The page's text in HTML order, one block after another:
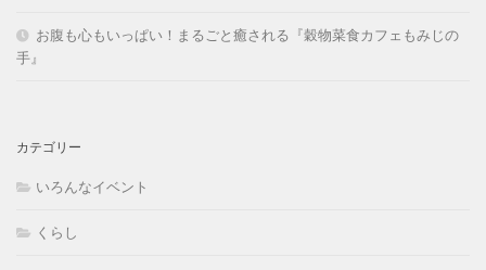
お腹も心もいっぱい！まるごと癒される『穀物菜食カフェもみじの
手』
カテゴリー
いろんなイベント
くらし